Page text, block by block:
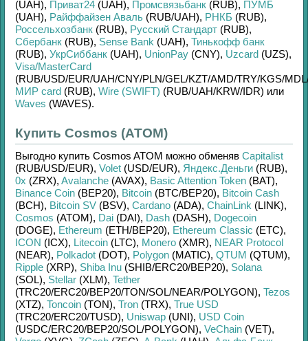
(UAH), Приват24 (UAH), Промсвязьбанк (RUB), ПУМБ
(UAH), Райффайзен Аваль (RUB/UAH), РНКБ (RUB),
Россельхозбанк (RUB), Русский Стандарт (RUB),
Сбербанк (RUB), Sense Bank (UAH), Тинькофф банк
(RUB), УкрСиббанк (UAH), UnionPay (CNY), Uzcard (UZS),
Visa/MasterCard
(RUB/USD/EUR/UAH/CNY/PLN/GEL/KZT/AMD/TRY/KGS/
МИР card (RUB), Wire (SWIFT) (RUB/UAH/KRW/IDR) или
Waves (WAVES).
Купить Cosmos (ATOM)
Выгодно купить Cosmos ATOM можно обменяв Capitalist
(RUB/USD/EUR), Volet (USD/EUR), Яндекс.Деньги (RUB),
0x (ZRX), Avalanche (AVAX), Basic Attention Token (BAT),
Binance Coin (BEP20), Bitcoin (BTC/BEP20), Bitcoin Cash
(BCH), Bitcoin SV (BSV), Cardano (ADA), ChainLink (LINK),
Cosmos (ATOM), Dai (DAI), Dash (DASH), Dogecoin
(DOGE), Ethereum (ETH/BEP20), Ethereum Classic (ETC),
ICON (ICX), Litecoin (LTC), Monero (XMR), NEAR Protocol
(NEAR), Polkadot (DOT), Polygon (MATIC), QTUM (QTUM),
Ripple (XRP), Shiba Inu (SHIB/ERC20/BEP20), Solana
(SOL), Stellar (XLM), Tether
(TRC20/ERC20/BEP20/TON/SOL/NEAR/POLYGON), Tezos
(XTZ), Toncoin (TON), Tron (TRX), True USD
(TRC20/ERC20/TUSD), Uniswap (UNI), USD Coin
(USDC/ERC20/BEP20/SOL/POLYGON), VeChain (VET),